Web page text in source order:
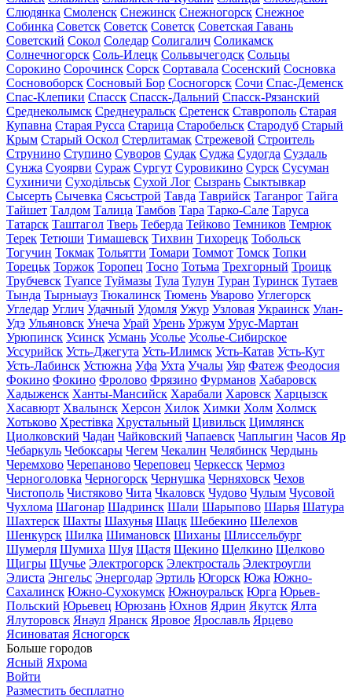
Слюдянка Смоленск Снежинск Снежногорск Снежное
Собинка Советск Советск Советск Советская Гавань
Советский Сокол Соледар Солигалич Соликамск
Солнечногорск Соль-Илецк Сольвычегодск Сольцы
Сорокино Сорочинск Сорск Сортавала Сосенский Сосновка
Сосновоборск Сосновый Бор Сосногорск Сочи Спас-Деменск
Спас-Клепики Спасск Спасск-Дальний Спасск-Рязанский
Среднеколымск Среднеуральск Сретенск Ставрополь Старая
Купавна Старая Русса Старица Старобельск Стародуб Старый
Крым Старый Оскол Стерлитамак Стрежевой Строитель
Струнино Ступино Суворов Судак Суджа Судогда Суздаль
Сунжа Суоярви Сураж Сургут Суровикино Сурск Сусуман
Сухиничи Суходільськ Сухой Лог Сызрань Сыктывкар
Сысерть Сычевка Сясьстрой Тавда Таврийск Таганрог Тайга
Тайшет Талдом Талица Тамбов Тара Тарко-Сале Таруса
Татарск Таштагол Тверь Теберда Тейково Темников Темрюк
Терек Тетюши Тимашевск Тихвин Тихорецк Тобольск
Тогучин Токмак Тольятти Томари Томмот Томск Топки
Торецьк Торжок Торопец Тосно Тотьма Трехгорный Троицк
Трубчевск Туапсе Туймазы Тула Тулун Туран Туринск Тутаев
Тында Тырныауз Тюкалинск Тюмень Уварово Углегорск
Угледар Углич Удачный Удомля Ужур Узловая Украинск Улан-
Удэ Ульяновск Унеча Урай Урень Уржум Урус-Мартан
Урюпинск Усинск Усмань Усолье Усолье-Сибирское
Уссурийск Усть-Джегута Усть-Илимск Усть-Катав Усть-Кут
Усть-Лабинск Устюжна Уфа Ухта Учалы Уяр Фатеж Феодосия
Фокино Фокино Фролово Фрязино Фурманов Хабаровск
Хадыженск Ханты-Мансийск Харабали Харовск Харцызск
Хасавюрт Хвалынск Херсон Хилок Химки Холм Холмск
Хотьково Хрестівка Хрустальный Цивильск Цимлянск
Циолковский Чадан Чайковский Чапаевск Чаплыгин Часов Яр
Чебаркуль Чебоксары Чегем Чекалин Челябинск Чердынь
Черемхово Черепаново Череповец Черкесск Чермоз
Черноголовка Черногорск Чернушка Черняховск Чехов
Чистополь Чистяково Чита Чкаловск Чудово Чулым Чусовой
Чухлома Шагонар Шадринск Шали Шарыпово Шарья Шатура
Шахтерск Шахты Шахунья Шацк Шебекино Шелехов
Шенкурск Шилка Шимановск Шиханы Шлиссельбург
Шумерля Шумиха Шуя Щастя Щекино Щелкино Щелково
Щигры Щучье Электрогорск Электросталь Электроугли
Элиста Энгельс Энергодар Эртиль Югорск Южа Южно-
Сахалинск Южно-Сухокумск Южноуральск Юрга Юрьев-
Польский Юрьевец Юрюзань Юхнов Ядрин Якутск Ялта
Ялуторовск Янаул Яранск Яровое Ярославль Ярцево
Ясиноватая Ясногорск
Больше городов
Ясный Яхрома
Войти
Разместить бесплатно